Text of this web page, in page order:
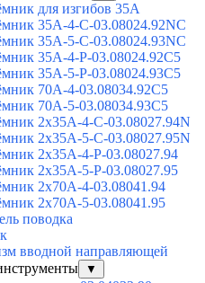
для изгибов 35А
35А-4-С-03.08024.92NC
35А-5-С-03.08024.93NC
35А-4-Р-03.08024.92C5
35А-5-Р-03.08024.93C5
70А-4-03.08034.92C5
70А-5-03.08034.93C5
2х35А-4-С-03.08027.94N
2х35А-5-С-03.08027.95N
2х35А-4-Р-03.08027.94
2х35А-5-Р-03.08027.95
2х70А-4-03.08041.94
2х70А-5-03.08041.95
поводка
вводной направляющей
▼